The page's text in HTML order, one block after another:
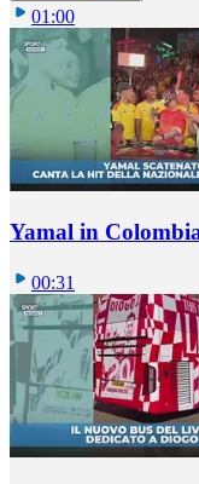
01:00
Yamal in
00:31